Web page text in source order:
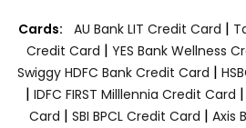
Cards: AU Bank LIT Credit Card |
Credit Card | YES Bank Wellness
Swiggy HDFC Bank Credit Card |
| IDFC FIRST Milllennia Credit Card |
Card | SBI BPCL Credit Card | Axis